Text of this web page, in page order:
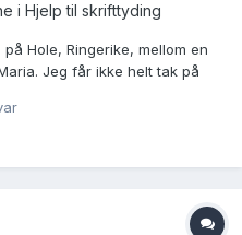
i Hjelp til skrifttyding
Hole, Ringerike, mellom en
Jeg får ikke helt tak på
nok er de heller ikke nevnt i
se....